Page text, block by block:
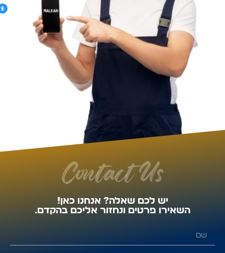
Contact Us
יש לכם שאלה? אנחנו כאן!
השאירו פרטים ונחזור אליכם בהקדם.